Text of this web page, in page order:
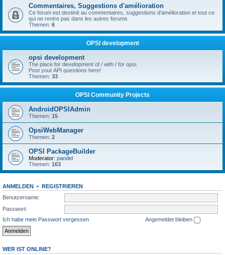
Commentaires, Suggestions d'amélioration
Ce forum est destiné au commentaires, suggestions d'amélioration et tout ce
qui ne rentre pas dans les autres forums
Themen: 6
OPSI development
opsi development
The place for development of / with / for opsi.
Post your API questions here!
Themen: 33
OPSI Community Projects
AndroidOPSIAdmin
Themen: 15
OpsiWebManager
Themen: 2
OPSI PackageBuilder
Moderator: pandel
Themen: 163
ANMELDEN • REGISTRIEREN
Benutzername:
Passwort:
Ich habe mein Passwort vergessen
Angemeldet bleiben
WER IST ONLINE?